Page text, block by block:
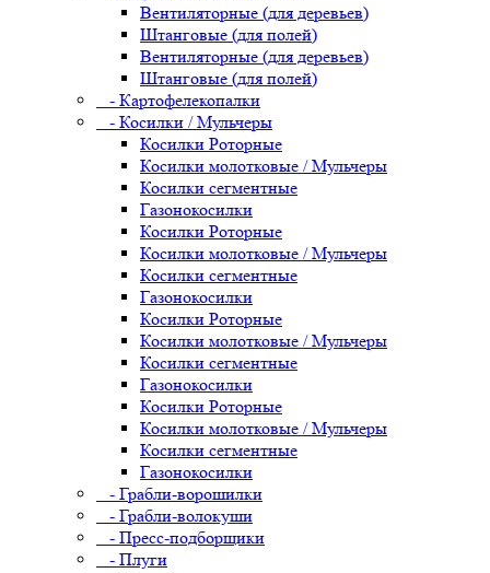
Вентиляторные (для деревьев)
Штанговые (для полей)
Вентиляторные (для деревьев)
Штанговые (для полей)
- Картофелекопалки
- Косилки / Мульчеры
Косилки Роторные
Косилки молотковые / Мульчеры
Косилки сегментные
Газонокосилки
Косилки Роторные
Косилки молотковые / Мульчеры
Косилки сегментные
Газонокосилки
Косилки Роторные
Косилки молотковые / Мульчеры
Косилки сегментные
Газонокосилки
Косилки Роторные
Косилки молотковые / Мульчеры
Косилки сегментные
Газонокосилки
- Грабли-ворошилки
- Грабли-волокуши
- Пресс-подборщики
- Плуги